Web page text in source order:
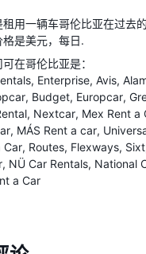
用一辆车哥伦比亚在过去
格是美元，每日.
在哥伦比亚是：
Enterprise Avis
Budget Europcar
Nextcar Mex Rent a
MÁS Rent a car
Car Routes Flexways Sixt
NÜ Car Rentals National
a Car